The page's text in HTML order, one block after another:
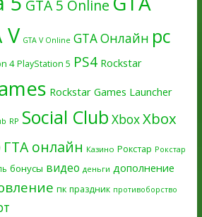
GTA 5 Online
V GTA V Online GTA Онлайн pc
4 PlayStation 5 PS4 Rockstar
Rockstar Games Launcher
RP Social Club XboxXbox
ГТА онлайн Казино Рокстар Рокстар
бонусы видео деньги дополнение
пк праздник противоборство